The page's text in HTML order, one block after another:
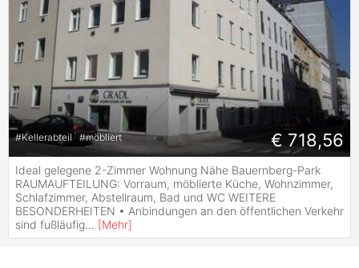
#Kellerabteil #möbliert € 718,56
Ideal gelegene 2-Zimmer Wohnung Nähe Bauernberg-Park
RAUMAUFTEILUNG: Vorraum, möblierte Küche, Wohnzimmer,
Schlafzimmer, Abstellraum, Bad und WC WEITERE
BESONDERHEITEN • Anbindungen an den öffentlichen Verkehr
sind fußläufig... [Mehr]